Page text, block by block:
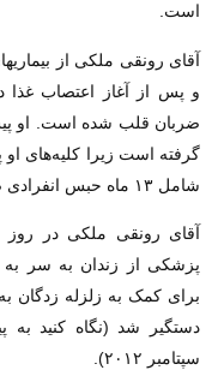
است.
آقای رونقی ملکی از
و پس از آغاز اعتصاب غذا
ضربان قلب شده است. او
گرفته است زیرا کلیه‌های
شامل ۱۳ ماه حبس انفرادی صدمه دیده‌اند.
پزشکی از زندان به سر به
برای کمک به زلزله زدگان
سپتامبر ۲۰۱۲).